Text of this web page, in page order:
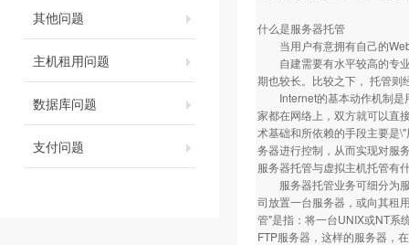
其他问题
主机租用问题
数据库问题
支付问题
什么是服务器托管
当用户有意拥有自己的Web
自建需要有水平较高的专业
期也较长。比较之下， 托管则
Internet的基本动作机制是
家都在网络上，双方就可以直
术基础和所依赖的手段主要是
务器进行控制，从而实现对服
服务器托管与虚拟主机托管有
服务器托管业务可细分为服
司放置一台服务器，或向其租
管"是指：将一台UNIX或NT系
FTP服务器，这样的服务器，